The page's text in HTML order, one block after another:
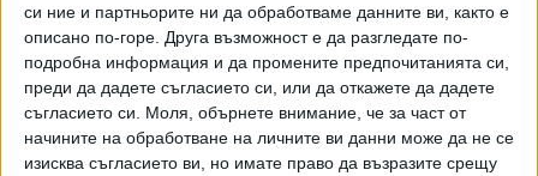
си ние и партньорите ни да обработваме данните ви, както е
описано по-горе. Друга възможност е да разгледате по-
подробна информация и да промените предпочитанията си,
преди да дадете съгласието си, или да откажете да дадете
съгласието си.
Моля, обърнете внимание, че за част от
начините на обработване на личните ви данни може да не се
изисква съгласието ви, но имате право да възразите срещу
Хавайската Богородица заплака с фентанилови сълзи
Видео Разгледай всички